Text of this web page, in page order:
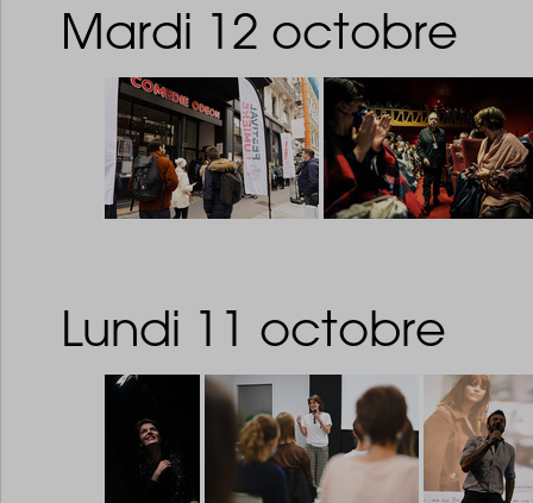
Mardi 12 octobre
Lundi 11 octobre